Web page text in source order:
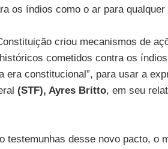
os índios como o ar para
criou mecanismos de
cometidos contra os
era constitucional”, para usar a
(STF), Ayres Britto, em seu
testemunhas desse novo pacto, o